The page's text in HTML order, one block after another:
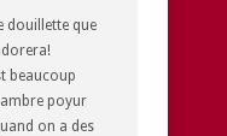
douillette que
beaucoup
poyur
on a des